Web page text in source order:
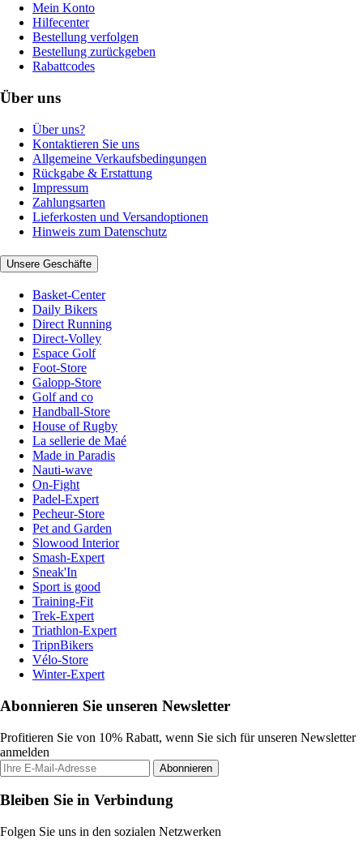
Mein Konto
Hilfecenter
Bestellung verfolgen
Bestellung zurückgeben
Rabattcodes
Über uns
Über uns?
Kontaktieren Sie uns
Allgemeine Verkaufsbedingungen
Rückgabe & Erstattung
Impressum
Zahlungsarten
Lieferkosten und Versandoptionen
Hinweis zum Datenschutz
Unsere Geschäfte
Basket-Center
Daily Bikers
Direct Running
Direct-Volley
Espace Golf
Foot-Store
Galopp-Store
Golf and co
Handball-Store
House of Rugby
La sellerie de Maé
Made in Paradis
Nauti-wave
On-Fight
Padel-Expert
Pecheur-Store
Pet and Garden
Slowood Interior
Smash-Expert
Sneak'In
Sport is good
Training-Fit
Trek-Expert
Triathlon-Expert
TripnBikers
Vélo-Store
Winter-Expert
Abonnieren Sie unseren Newsletter
Profitieren Sie von 10% Rabatt, wenn Sie sich für unseren Newsletter
anmelden
Abonnieren
Bleiben Sie in Verbindung
Folgen Sie uns in den sozialen Netzwerken